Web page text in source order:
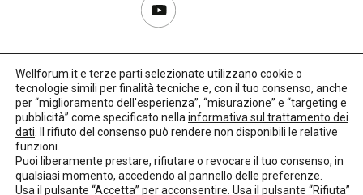
Copyright 2017–2026
Privacy Policy
Credits: LO Studio
Wellforum.it e terze parti selezionate utilizzano cookie o
tecnologie simili per finalità tecniche e, con il tuo consenso, anche
per “miglioramento dell'esperienza”, “misurazione” e “targeting e
pubblicità” come specificato nella informativa sul trattamento dei
dati . Il rifiuto del consenso può rendere non disponibili le relative
funzioni.
Puoi liberamente prestare, rifiutare o revocare il tuo consenso, in
qualsiasi momento, accedendo al pannello delle preferenze.
Usa il pulsante “Accetta” per acconsentire. Usa il pulsante “Rifiuta”